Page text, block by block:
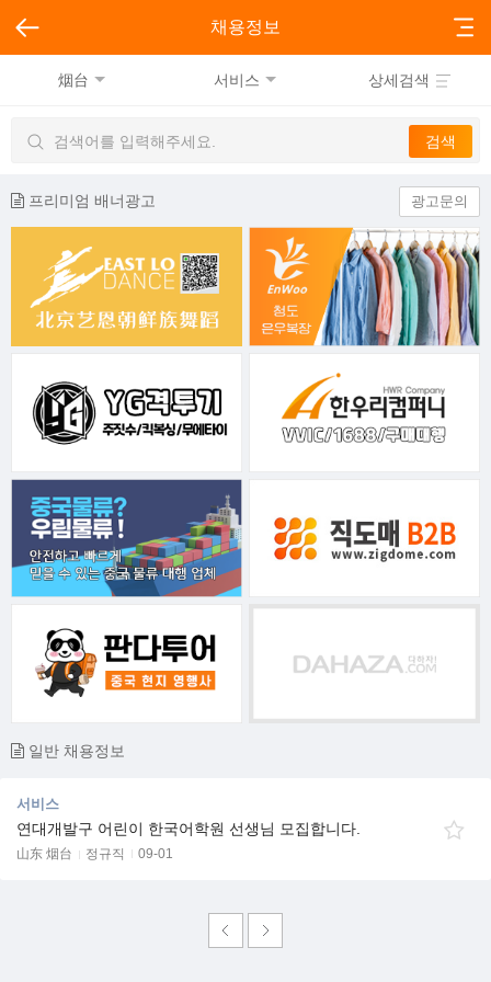
채용정보
烟台 서비스 상세검색
프리미엄 배너광고 광고문의
일반 채용정보
서비스
연대개발구 어린이 한국어학원 선생님 모집합니다.
山东 烟台 정규직 09-01